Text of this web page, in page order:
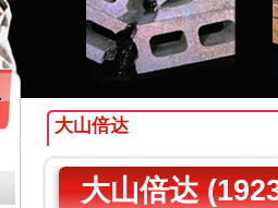
大山倍达
大山倍达